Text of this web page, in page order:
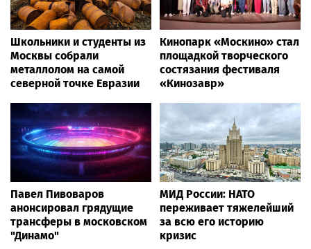
Школьники и студенты из
Москвы собрали
металлолом на самой
северной точке Евразии
Кинопарк «Москино» стал
площадкой творческого
состязания фестиваля
«Кинозавр»
Павел Пивоваров
анонсировал грядущие
трансферы в московском
"Динамо"
МИД России: НАТО
переживает тяжелейший
за всю его историю
кризис